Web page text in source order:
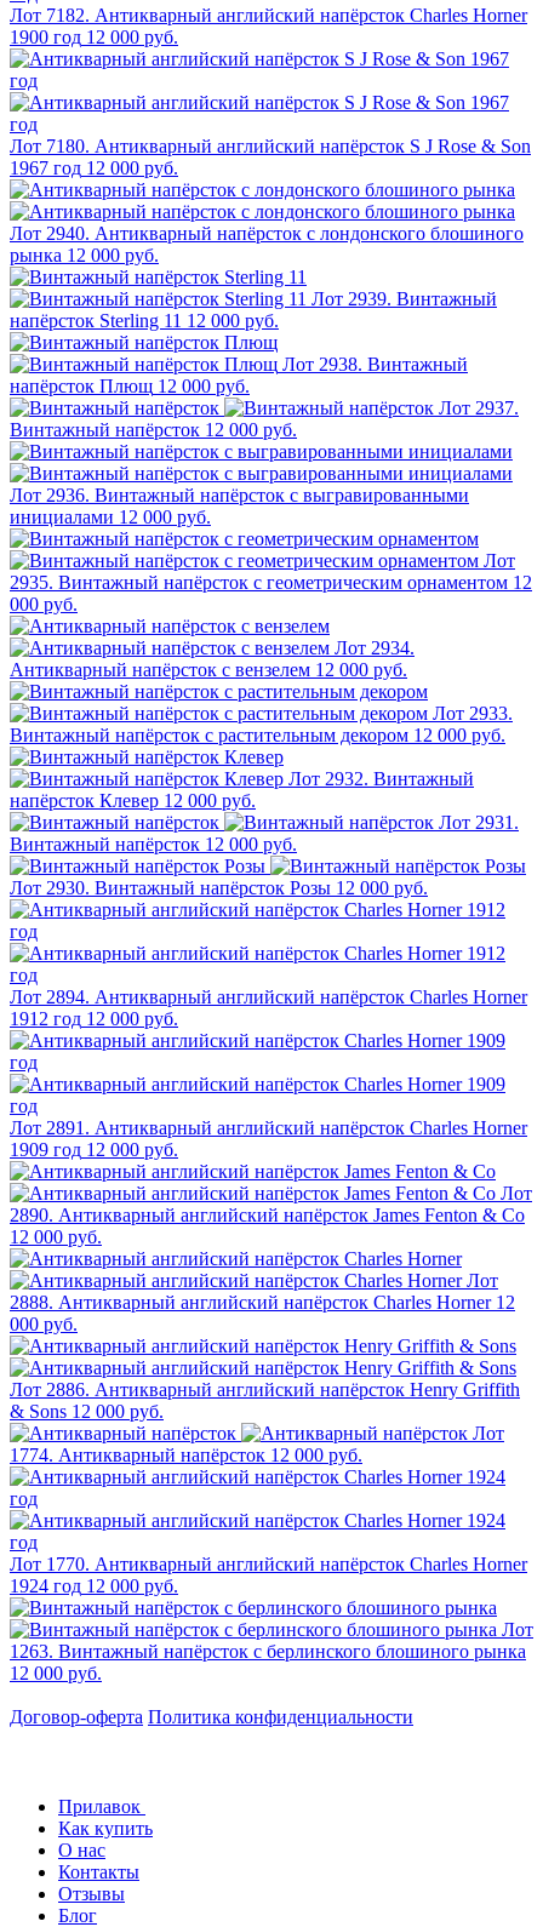
Лот 7182. Антикварный английский напёрсток Charles Horner
1900 год 12 000 руб.
Лот 7180. Антикварный английский напёрсток S J Rose & Son
1967 год 12 000 руб.
Лот 2940. Антикварный напёрсток с лондонского блошиного
рынка 12 000 руб.
Лот 2939. Винтажный
напёрсток Sterling 11 12 000 руб.
Лот 2938. Винтажный
напёрсток Плющ 12 000 руб.
Лот 2937.
Винтажный напёрсток 12 000 руб.
Лот 2936. Винтажный напёрсток с выгравированными
инициалами 12 000 руб.
Лот
2935. Винтажный напёрсток с геометрическим орнаментом 12
000 руб.
Лот 2934.
Антикварный напёрсток с вензелем 12 000 руб.
Лот 2933.
Винтажный напёрсток с растительным декором 12 000 руб.
Лот 2932. Винтажный
напёрсток Клевер 12 000 руб.
Лот 2931.
Винтажный напёрсток 12 000 руб.
Лот 2930. Винтажный напёрсток Розы 12 000 руб.
Лот 2894. Антикварный английский напёрсток Charles Horner
1912 год 12 000 руб.
Лот 2891. Антикварный английский напёрсток Charles Horner
1909 год 12 000 руб.
Лот
2890. Антикварный английский напёрсток James Fenton & Co
12 000 руб.
Лот
2888. Антикварный английский напёрсток Charles Horner 12
000 руб.
Лот 2886. Антикварный английский напёрсток Henry Griffith
& Sons 12 000 руб.
Лот
1774. Антикварный напёрсток 12 000 руб.
Лот 1770. Антикварный английский напёрсток Charles Horner
1924 год 12 000 руб.
Лот
1263. Винтажный напёрсток с берлинского блошиного рынка
12 000 руб.
Договор-оферта Политика конфиденциальности
Прилавок
Как купить
О нас
Контакты
Отзывы
Блог